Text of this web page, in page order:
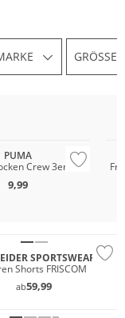
GRÖSSE
PUMA
Crew 3er
9,99
SPORTSWEAR
Shorts FRISCOM
ab59,99